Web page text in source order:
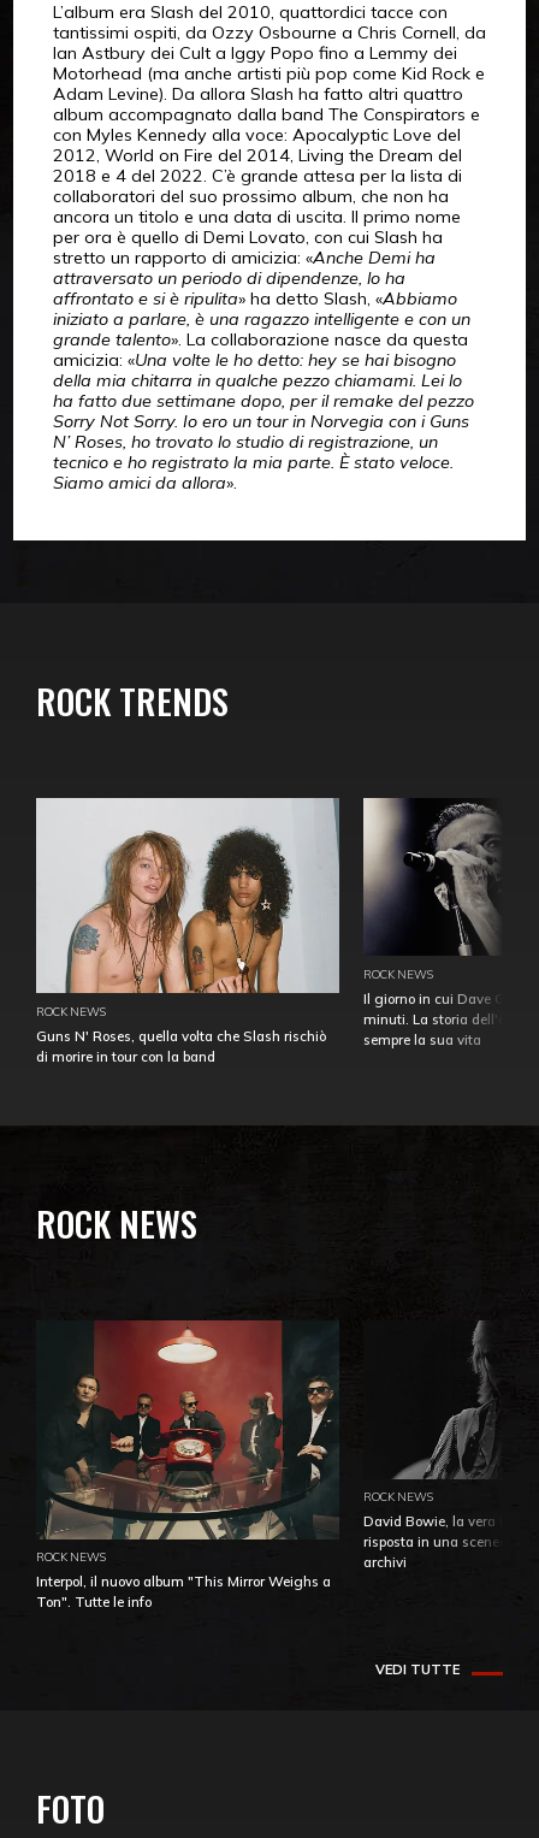
L’album era Slash del 2010, quattordici tacce con
tantissimi ospiti, da Ozzy Osbourne a Chris Cornell, da
Ian Astbury dei Cult a Iggy Popo fino a Lemmy dei
Motorhead (ma anche artisti più pop come Kid Rock e
Adam Levine). Da allora Slash ha fatto altri quattro
album accompagnato dalla band The Conspirators e
con Myles Kennedy alla voce: Apocalyptic Love del
2012, World on Fire del 2014, Living the Dream del
2018 e 4 del 2022. C’è grande attesa per la lista di
collaboratori del suo prossimo album, che non ha
ancora un titolo e una data di uscita. Il primo nome
per ora è quello di Demi Lovato, con cui Slash ha
stretto un rapporto di amicizia: «Anche Demi ha
attraversato un periodo di dipendenze, lo ha
affrontato e si è ripulita» ha detto Slash, «Abbiamo
iniziato a parlare, è una ragazzo intelligente e con un
grande talento». La collaborazione nasce da questa
amicizia: «Una volte le ho detto: hey se hai bisogno
della mia chitarra in qualche pezzo chiamami. Lei lo
ha fatto due settimane dopo, per il remake del pezzo
Sorry Not Sorry. Io ero un tour in Norvegia con i Guns
N’ Roses, ho trovato lo studio di registrazione, un
tecnico e ho registrato la mia parte. È stato veloce.
Siamo amici da allora».
ROCK TRENDS
ROCK NEWS
Guns N' Roses, quella volta che Slash rischiò
di morire in tour con la band
ROCK NEWS
Il giorno in cui Dave
minuti. La storia
sempre la sua vita
ROCK NEWS
ROCK NEWS
Interpol, il nuovo album "This Mirror Weighs a
Ton". Tutte le info
ROCK NEWS
David Bowie, la vera
risposta in una
archivi
VEDI TUTTE
FOTO